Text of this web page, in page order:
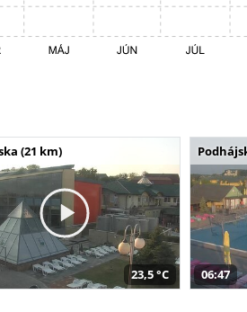
(21 km)
23,5 °C 06:47